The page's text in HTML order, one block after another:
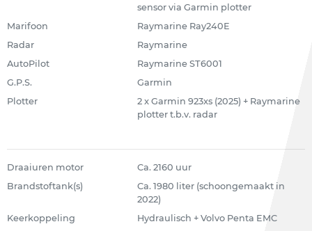
sensor via Garmin plotter
Marifoon
Raymarine Ray240E
Radar
Raymarine
AutoPilot
Raymarine ST6001
G.P.S.
Garmin
Plotter
2 x Garmin 923xs (2025) + Raymarine
plotter t.b.v. radar
Draaiuren motor
Ca. 2160 uur
Brandstoftank(s)
Ca. 1980 liter (schoongemaakt in
2022)
Keerkoppeling
Hydraulisch + Volvo Penta EMC